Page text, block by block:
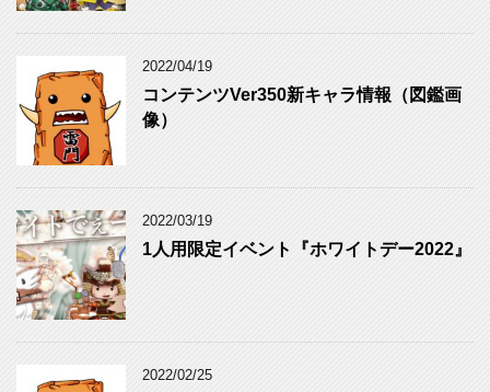
2022/04/19
コンテンツVer350新キャラ情報（図鑑画
像）
2022/03/19
1人用限定イベント『ホワイトデー2022』
2022/02/25